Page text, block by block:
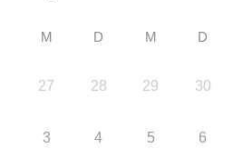
M D M D
27 28 29 30
3 4 5 6